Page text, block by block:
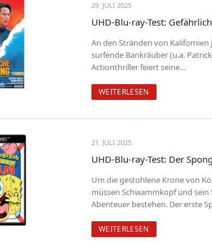
29. JULI 2025
UHD-Blu-ray-Test:
An den Stränden von Kalifornien
surfende Bankräuber (u.a.
Actionthriller feiert seine…
WEITERLESEN
21. JULI 2025
UHD-Blu-ray-Test: Der
Um die gestohlene Krone von
müssen Schwammkopf und
Abenteuer bestehen. Der erste
WEITERLESEN